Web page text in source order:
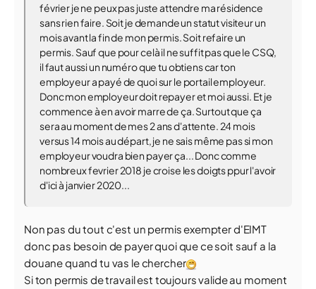
février je ne peux pas juste attendre ma résidence
sans rien faire. Soit je demande un statut visiteur un
mois avant la fin de mon permis. Soit refaire un
permis. Sauf que pour celà il ne suffit pas que le CSQ,
il faut aussi un numéro que tu obtiens car ton
employeur a payé de quoi sur le portail employeur.
Donc mon employeur doit repayer et moi aussi. Et je
commence à en avoir marre de ça. Surtout que ça
sera au moment de mes 2 ans d'attente. 24 mois
versus 14 mois au départ, je ne sais même pas si mon
employeur voudra bien payer ça... Donc comme
nombreux fevrier 2018 je croise les doigts ppur l'avoir
d'ici à janvier 2020...
Non pas du tout c'est un permis exempter d'EIMT
donc pas besoin de payer quoi que ce soit sauf a la
douane quand tu vas le chercher
Si ton permis de travail est toujours valide au moment